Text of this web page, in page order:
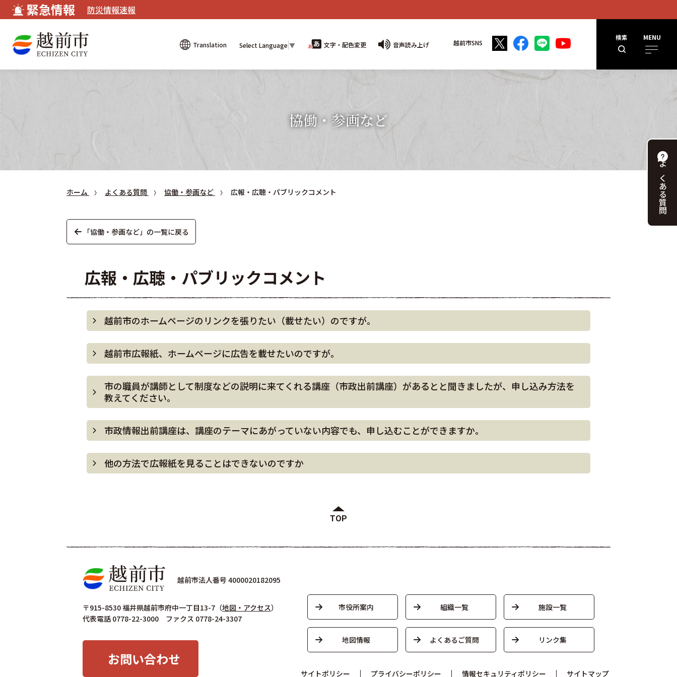
緊急情報 防災情報速報
検索
MENU
Translation
Select Language▼ 文字・配色変更 音声読み上げ 越前市SNS
よくある
質問
協働・参画など
ホーム よくある質問 協働・参画など 広報・広聴・パブリックコメント
「協働・参画など」の一覧に戻る
広報・広聴・パブリックコメント
越前市のホームページのリンクを張りたい（載せたい）のですが。
越前市広報紙、ホームページに広告を載せたいのですが。
市の職員が講師として制度などの説明に来てくれる講座（市政出前講座）があるとと聞きましたが、申し込み方法を
教えてください。
市政情報出前講座は、講座のテーマにあがっていない内容でも、申し込むことができますか。
他の方法で広報紙を見ることはできないのですか
TOP
越前市法人番号 4000020182095
〒915-8530 福井県越前市府中一丁目13-7 （地図・アクセス）
代表電話 0778-22-3000 ファクス 0778-24-3307
お問い合わせ
市役所案内 組織一覧 施設一覧
地図情報 よくあるご質問 リンク集
サイトポリシー プライバシーポリシー 情報セキュリティポリシー サイトマップ